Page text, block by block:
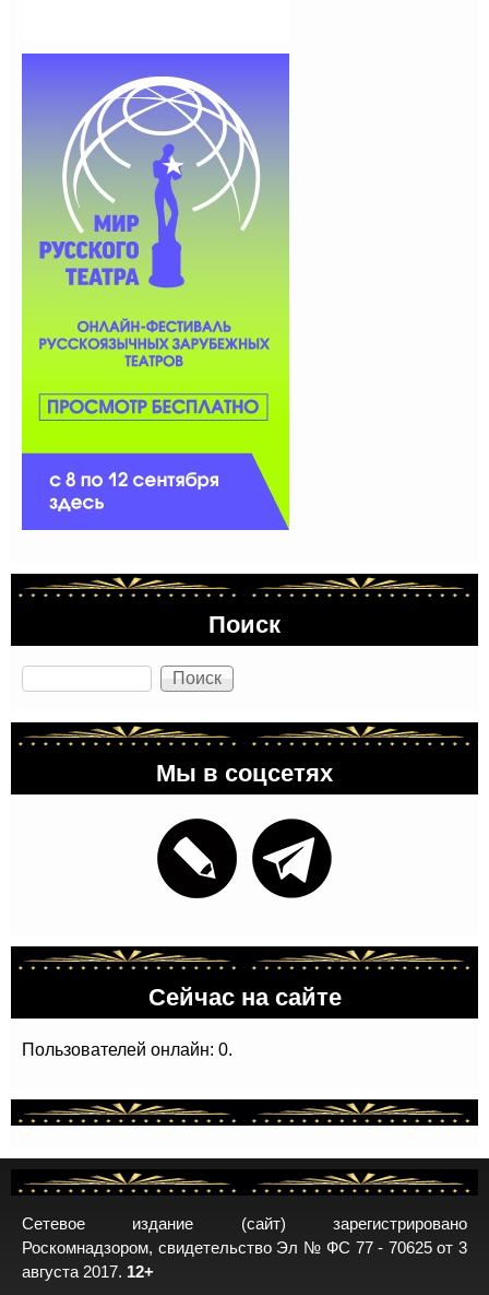
Поиск
Поиск
Мы в соцсетях
Сейчас на сайте
Пользователей онлайн: 0.
Сетевое издание (сайт) зарегистрировано
Роскомнадзором, свидетельство Эл № ФС 77 - 70625 от 3
августа 2017. 12+